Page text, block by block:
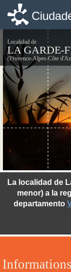
Localidad de
LA GARDE-
(Provence-Alpes-Côte
Informations
La localidad de
menor) a la
departamento